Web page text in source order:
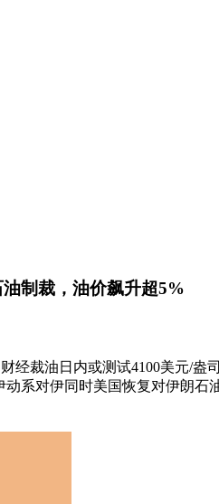
制裁，油价飙升超5%
经裁油日内或测试4100美元/盎
系对伊同时美国恢复对伊朗